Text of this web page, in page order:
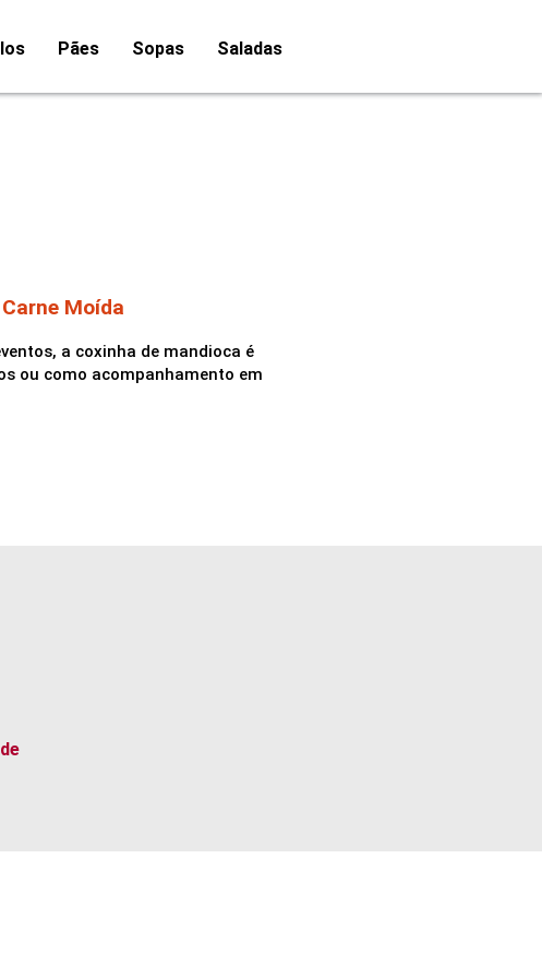
Pães Sopas Saladas
Moída
a coxinha de mandioca é
ou como acompanhamento em